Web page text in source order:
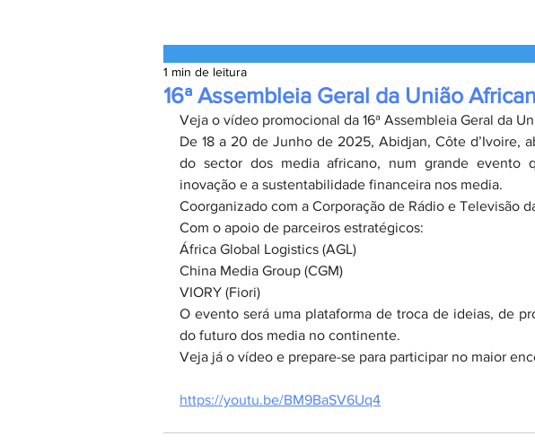
16ª Assembleia Geral da União
1 min de leitura
Veja o vídeo promocional da 16ª Assembleia Geral da
De 18 a 20 de Junho de 2025, Abidjan, Côte d’Ivoire,
do sector dos media africano, num grande evento
inovação e a sustentabilidade financeira nos media.
Coorganizado com a Corporação de Rádio e Televisão
Com o apoio de parceiros estratégicos:
África Global Logistics (AGL)
China Media Group (CGM)
VIORY (Fiori)
O evento será uma plataforma de troca de ideias, de
do futuro dos media no continente.
Veja já o vídeo e prepare-se para participar no maior
https://youtu.be/BM9BaSV6Uq4